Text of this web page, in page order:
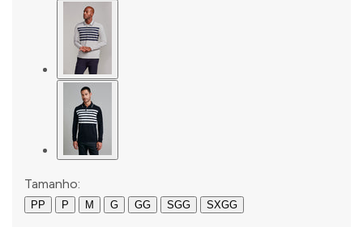
Tamanho:
PP P M G GG SGG SXGG